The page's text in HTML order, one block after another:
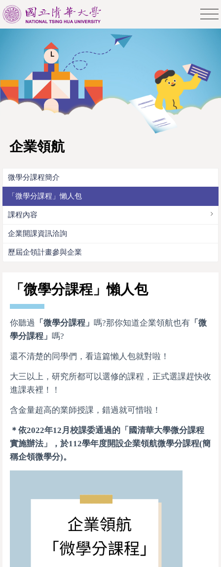
企業領航
微學分課程簡介
「微學分課程」懶人包
課程內容
企業開課資訊洽詢
歷屆企領計畫參與企業
「微學分課程」懶人包
你聽過 「微學分課程」 嗎?那你知道企業領航也有 「微
學分課程」 嗎?
還不清楚的同學們，看這篇懶人包就對啦！
大三以上，研究所都可以選修的課程，正式選課趕快收
進課表裡！！
含金量超高的業師授課，錯過就可惜啦！
＊依2022年12月校課委通過的「 國清華大學微分課程
實施辦法」，於112學年度開設企業領航微學分課程(簡
稱企領微學分)。